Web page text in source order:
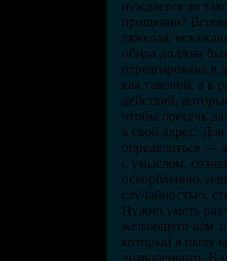
нуждается ли
прощении?
тяжелая,
обида должна
отреагирована в
как таковой, а в
действий,
чтобы пресечь
в свой адрес.
определиться —
с умыслом,
оскорблению,
случайностью,
Нужно уметь
желающего вам
который в пылу
дозволенного. В